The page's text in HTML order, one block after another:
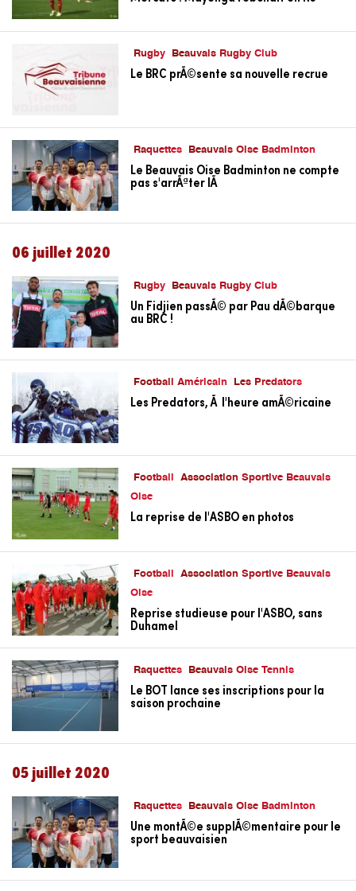
Rugby Beauvais Rugby Club
Le BRC prÃ©sente sa nouvelle recrue
Raquettes Beauvais Oise Badminton
Le Beauvais Oise Badminton ne compte
pas s'arrÃªter lÃ
06 juillet 2020
Rugby Beauvais Rugby Club
Un Fidjien passÃ© par Pau dÃ©barque
au BRC !
Football Américain Les Predators
Les Predators, Ã l'heure amÃ©ricaine
Football
Association Sportive Beauvais
Oise
La reprise de l'ASBO en photos
Football
Association Sportive Beauvais
Oise
Reprise studieuse pour l'ASBO, sans
Duhamel
Raquettes Beauvais Oise Tennis
Le BOT lance ses inscriptions pour la
saison prochaine
05 juillet 2020
Raquettes Beauvais Oise Badminton
Une montÃ©e supplÃ©mentaire pour le
sport beauvaisien